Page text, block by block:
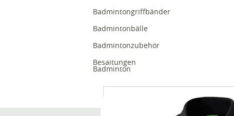
Badmintongriffbänder
Badmintonbälle
Badmintonzubehör
Besaitungen
Badminton